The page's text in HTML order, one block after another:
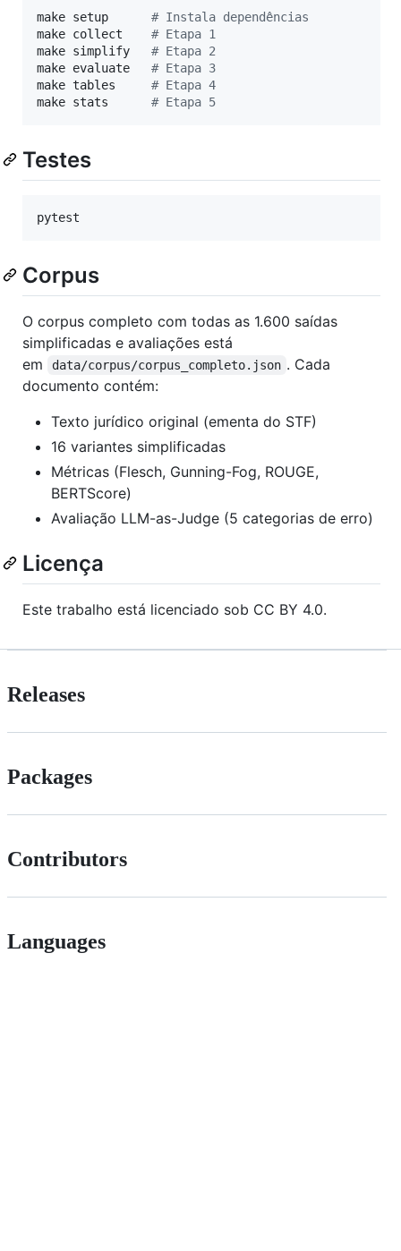
make setup # Instala dependências
make collect # Etapa 1
make simplify # Etapa 2
make evaluate # Etapa 3
make tables # Etapa 4
make stats # Etapa 5
Testes
pytest
Corpus
O corpus completo com todas as 1.600 saídas
simplificadas e avaliações está
em
data/corpus/corpus_completo.json . Cada
documento contém:
Texto jurídico original (ementa do STF)
16 variantes simplificadas
Métricas (Flesch, Gunning-Fog, ROUGE,
BERTScore)
Avaliação LLM-as-Judge (5 categorias de erro)
Licença
Este trabalho está licenciado sob CC BY 4.0.
Releases
Packages
Contributors
Languages